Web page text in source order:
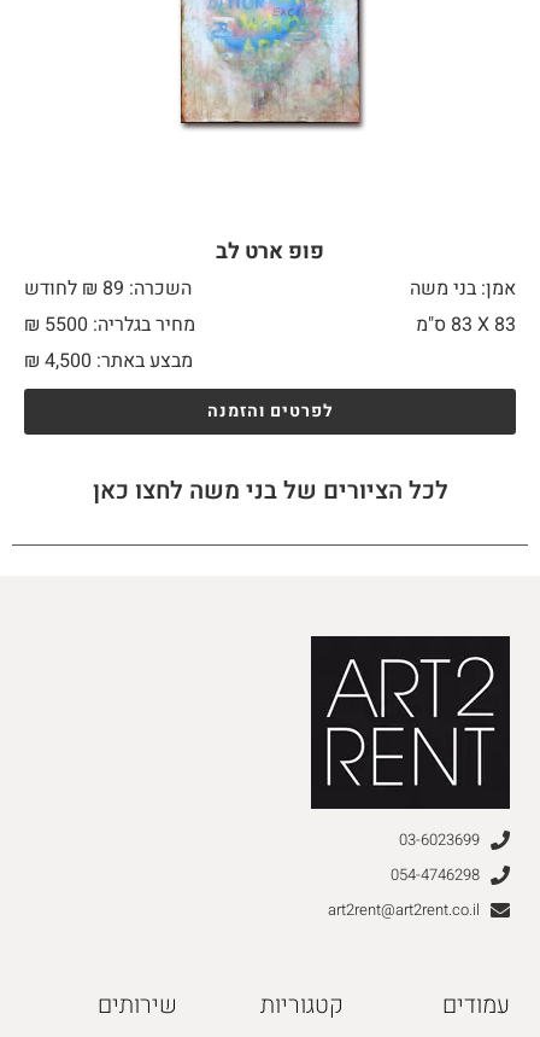
פופ ארט לב
אמן: בני משה
השכרה: 89 ₪ לחודש
83 X
מחיר בגלריה: 5500 ₪
מבצע באתר:
₪ 4,500
לפרטים והזמנה
לכל הציורים של בני משה לחצו כאן
03-6023699
054-4746298
art2rent@art2rent.co.il
עמודים קטגוריות שירותים